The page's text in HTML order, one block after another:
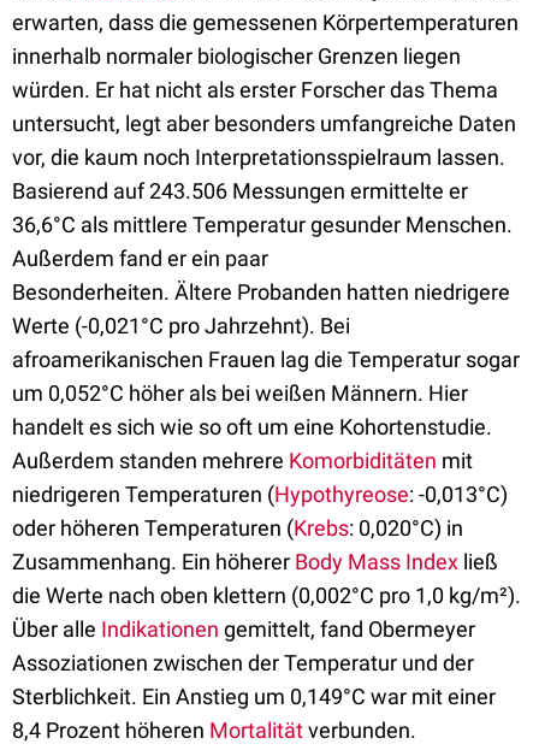
erwarten, dass die gemessenen Körpertemperaturen
innerhalb normaler biologischer Grenzen liegen
würden. Er hat nicht als erster Forscher das Thema
untersucht, legt aber besonders umfangreiche Daten
vor, die kaum noch Interpretationsspielraum lassen.
Basierend auf 243.506 Messungen ermittelte er
36,6°C als mittlere Temperatur gesunder Menschen.
Außerdem fand er ein paar
Besonderheiten. Ältere Probanden hatten niedrigere
Werte (-0,021°C pro Jahrzehnt). Bei
afroamerikanischen Frauen lag die Temperatur sogar
um 0,052°C höher als bei weißen Männern. Hier
handelt es sich wie so oft um eine Kohortenstudie.
Außerdem standen mehrere Komorbiditäten mit
niedrigeren Temperaturen (Hypothyreose: -0,013°C)
oder höheren Temperaturen (Krebs: 0,020°C) in
Zusammenhang. Ein höherer Body Mass Index ließ
die Werte nach oben klettern (0,002°C pro 1,0 kg/m²).
Über alle Indikationen gemittelt, fand Obermeyer
Assoziationen zwischen der Temperatur und der
Sterblichkeit. Ein Anstieg um 0,149°C war mit einer
8,4 Prozent höheren Mortalitätverbunden.